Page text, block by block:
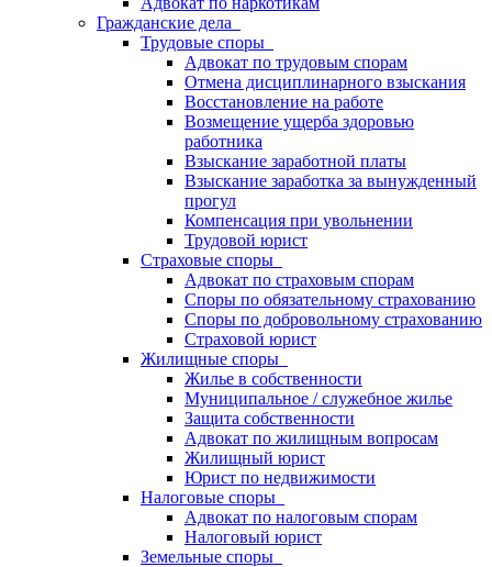
Гражданские дела
Трудовые споры
Адвокат по трудовым спорам
Отмена дисциплинарного взыскания
Восстановление на работе
Возмещение ущерба здоровью
работника
Взыскание заработной платы
Взыскание заработка за вынужденный
прогул
Компенсация при увольнении
Трудовой юрист
Страховые споры
Адвокат по страховым спорам
Споры по обязательному страхованию
Споры по добровольному страхованию
Страховой юрист
Жилищные споры
Жилье в собственности
Муниципальное / служебное жилье
Защита собственности
Адвокат по жилищным вопросам
Жилищный юрист
Юрист по недвижимости
Налоговые споры
Адвокат по налоговым спорам
Налоговый юрист
Земельные споры